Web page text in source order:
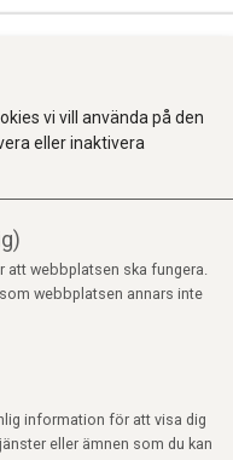
vi vill använda på den
eller inaktivera
webbplatsen ska fungera.
webbplatsen annars inte
information för att visa dig
eller ämnen som du kan